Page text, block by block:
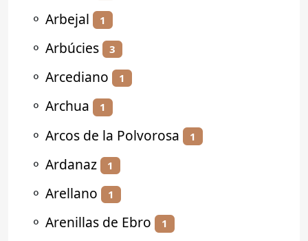
⚬ Arbejal 1
⚬ Arbúcies 3
⚬ Arcediano 1
⚬ Archua 1
⚬ Arcos de la Polvorosa 1
⚬ Ardanaz 1
⚬ Arellano 1
⚬ Arenillas de Ebro 1